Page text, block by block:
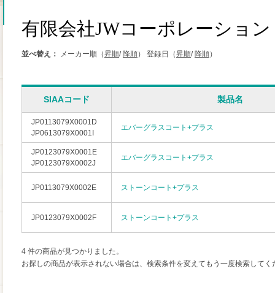
有限会社JWコーポレーション
並べ替え： メーカー順（昇順/ 降順） 登録日（昇順/ 降順）
SIAAコード 製品名
JP0113079X0001D
JP0613079X0001I
エバーグラスコート+プラス
JP0123079X0001E
JP0123079X0002J
エバーグラスコート+プラス
JP0113079X0002E ストーンコート+プラス
JP0123079X0002F ストーンコート+プラス
4 件の商品が見つかりました。
お探しの商品が表示されない場合は、検索条件を変えてもう一度検索してく